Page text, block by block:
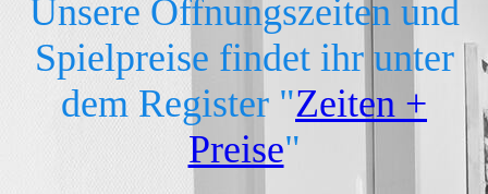
Unsere Öffnungszeiten und
Spielpreise findet ihr unter
dem Register "Zeiten +
Preise"